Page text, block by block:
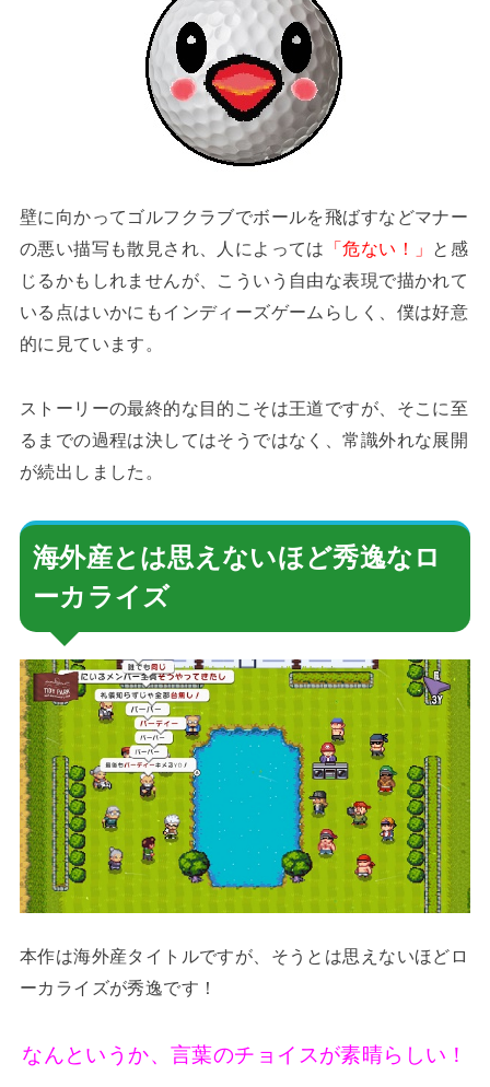
壁に向かってゴルフクラブでボールを飛ばすなどマナー
の悪い描写も散見され、人によっては
「危ない！」 と感
じるかもしれませんが、こういう自由な表現で描かれて
いる点はいかにもインディーズゲームらしく、僕は好意
的に見ています。
ストーリーの最終的な目的こそは王道ですが、そこに至
るまでの過程は決してはそうではなく、常識外れな展開
が続出しました。
海外産とは思えないほど秀逸なロ
ーカライズ
本作は海外産タイトルですが、そうとは思えないほどロ
ーカライズが秀逸です！
なんというか、言葉のチョイスが素晴らしい！